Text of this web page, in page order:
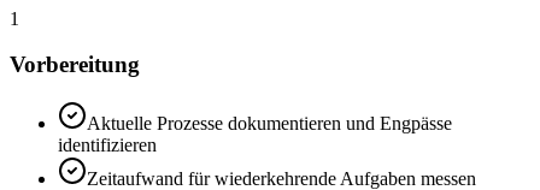
1
Vorbereitung
Aktuelle Prozesse dokumentieren und Engpässe
identifizieren
Zeitaufwand für wiederkehrende Aufgaben messen